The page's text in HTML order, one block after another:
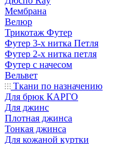
Мембрана
Велюр
Трикотаж Футер
Футер 3-х нитка Петля
Футер 2-х нитка петля
Футер с начесом
Вельвет
Ткани по назначению
Для брюк КАРГО
Для джинс
Плотная джинса
Тонкая джинса
Для кожаной куртки